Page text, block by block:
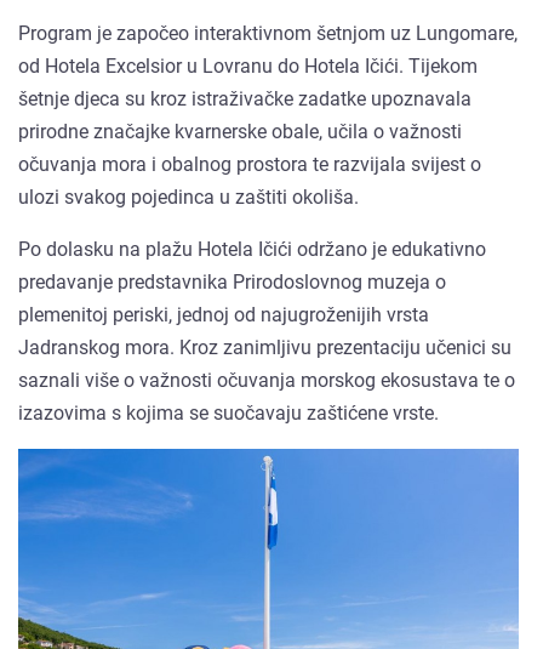
Program je započeo interaktivnom šetnjom uz Lungomare,
od Hotela Excelsior u Lovranu do Hotela Ičići. Tijekom
šetnje djeca su kroz istraživačke zadatke upoznavala
prirodne značajke kvarnerske obale, učila o važnosti
očuvanja mora i obalnog prostora te razvijala svijest o
ulozi svakog pojedinca u zaštiti okoliša.
Po dolasku na plažu Hotela Ičići održano je edukativno
predavanje predstavnika Prirodoslovnog muzeja o
plemenitoj periski, jednoj od najugroženijih vrsta
Jadranskog mora. Kroz zanimljivu prezentaciju učenici su
saznali više o važnosti očuvanja morskog ekosustava te o
izazovima s kojima se suočavaju zaštićene vrste.